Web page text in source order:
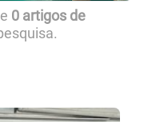
e 0 artigos de